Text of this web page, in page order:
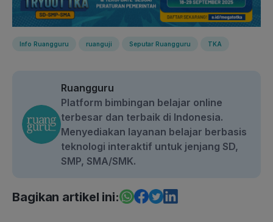
Info Ruangguru ruanguji Seputar Ruangguru TKA
Ruangguru
Platform bimbingan belajar online
terbesar dan terbaik di Indonesia.
Menyediakan layanan belajar berbasis
teknologi interaktif untuk jenjang SD,
SMP, SMA/SMK.
Bagikan artikel ini: